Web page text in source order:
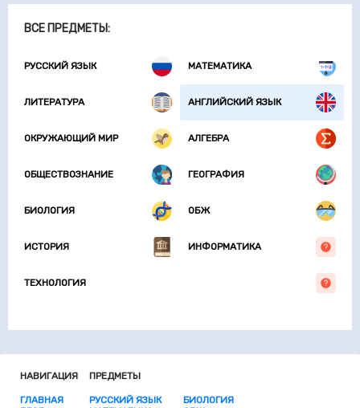
ВСЕ ПРЕДМЕТЫ:
РУССКИЙ ЯЗЫК МАТЕМАТИКА
ЛИТЕРАТУРА АНГЛИЙСКИЙ ЯЗЫК
ОКРУЖАЮЩИЙ МИР АЛГЕБРА
ОБЩЕСТВОЗНАНИЕ ГЕОГРАФИЯ
БИОЛОГИЯ ОБЖ
ИСТОРИЯ ИНФОРМАТИКА
ТЕХНОЛОГИЯ
НАВИГАЦИЯ
ГЛАВНАЯ
ПРЕДМЕТЫ
РУССКИЙ ЯЗЫК
БИОЛОГИЯ